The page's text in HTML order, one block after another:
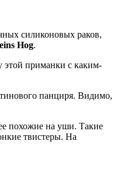
силиконовых раков,
Hog.
этой приманки с каким-
панциря. Видимо,
похожие на уши. Такие
твистеры. На